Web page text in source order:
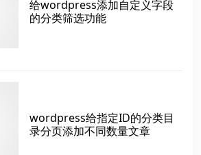
给wordpress添加自定义字段
的分类筛选功能
wordpress给指定ID的分类目
录分页添加不同数量文章